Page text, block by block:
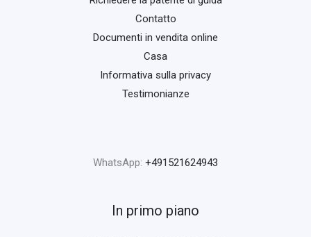
Contatto
Documenti in vendita online
Casa
Informativa sulla privacy
Testimonianze
WhatsApp: +491521624943
In primo piano